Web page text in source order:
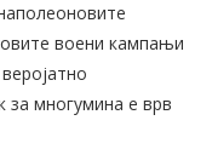
воени кампањи
за многумина е врв